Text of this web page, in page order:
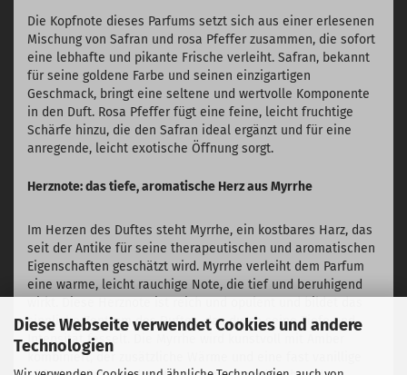
Diese Webseite verwendet Cookies und andere
Technologien
Die Kopfnote dieses Parfums setzt sich aus einer erlesenen
Mischung von Safran und rosa Pfeffer zusammen, die sofort
eine lebhafte und pikante Frische verleiht. Safran, bekannt
für seine goldene Farbe und seinen einzigartigen
Geschmack, bringt eine seltene und wertvolle Komponente
in den Duft. Rosa Pfeffer fügt eine feine, leicht fruchtige
Schärfe hinzu, die den Safran ideal ergänzt und für eine
anregende, leicht exotische Öffnung sorgt.
Herznote: das tiefe, aromatische Herz aus Myrrhe
Im Herzen des Duftes steht Myrrhe, ein kostbares Harz, das
seit der Antike für seine therapeutischen und aromatischen
Eigenschaften geschätzt wird. Myrrhe verleiht dem Parfum
eine warme, leicht rauchige Note, die tief und beruhigend
sinnliche Zentrum des Duftes, das durch seine Tiefe und
Intensität fesselt. Die Myrrhe wird kunstvoll mit Amber
kombiniert, der zusätzliche Wärme und eine fast vanillige